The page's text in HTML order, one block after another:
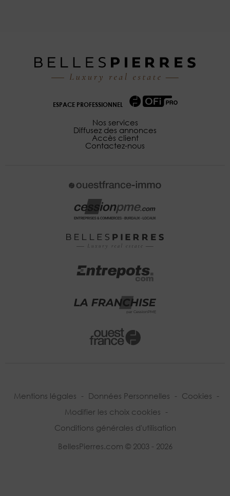
ESPACE PROFESSIONNEL
Nos services
Diffusez des annonces
Accès client
Contactez-nous
Mentions légales - Données Personnelles - Cookies -
Modifier les choix cookies -
Conditions générales d'utilisation
BellesPierres.com © 2003 - 2026